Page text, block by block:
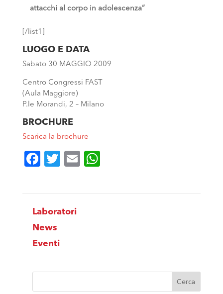
attacchi al corpo in adolescenza”
[/list1]
LUOGO E DATA
Sabato 30 MAGGIO 2009
Centro Congressi FAST
(Aula Maggiore)
P.le Morandi, 2 – Milano
BROCHURE
Scarica la brochure
Facebook
Twitter
Email
Laboratori
News
Eventi